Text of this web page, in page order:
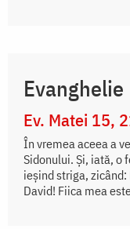
Evanghelie
Ev. Matei 15,
În vremea aceea a
Sidonului. Și, iată, o
ieșind striga,
David! Fiica mea